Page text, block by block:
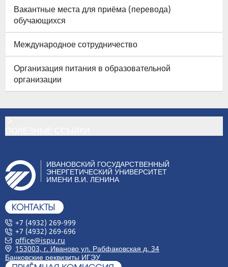
Вакантные места для приёма (перевода)
обучающихся
Международное сотрудничество
Организация питания в образовательной
организации
ИВАНОВСКИЙ ГОСУДАРСТВЕННЫЙ
ЭНЕРГЕТИЧЕСКИЙ УНИВЕРСИТЕТ
ИМЕНИ В.И. ЛЕНИНА
+7 (4932) 269-999
+7 (4932) 269-696
office@ispu.ru
153003, г. Иваново ул. Рабфаковская д. 34
Банковские реквизиты ИГЭУ